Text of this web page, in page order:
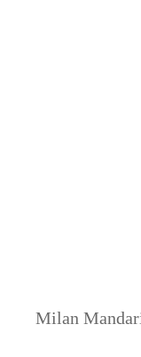
Milan